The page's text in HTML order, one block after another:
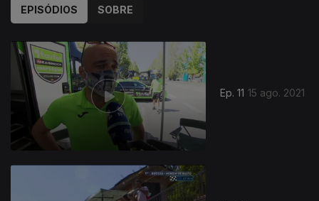
EPISÓDIOS SOBRE
Ep. 11 15 ago. 2021